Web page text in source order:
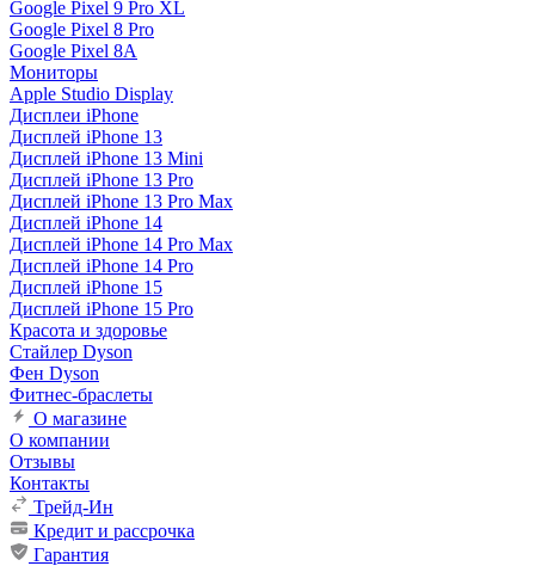
Google Pixel 9 Pro XL
Google Pixel 8 Pro
Google Pixel 8A
Мониторы
Apple Studio Display
Дисплеи iPhone
Дисплей iPhone 13
Дисплей iPhone 13 Mini
Дисплей iPhone 13 Pro
Дисплей iPhone 13 Pro Max
Дисплей iPhone 14
Дисплей iPhone 14 Pro Max
Дисплей iPhone 14 Pro
Дисплей iPhone 15
Дисплей iPhone 15 Pro
Красота и здоровье
Стайлер Dyson
Фен Dyson
Фитнес-браслеты
О магазине
О компании
Отзывы
Контакты
Трейд-Ин
Кредит и рассрочка
Гарантия